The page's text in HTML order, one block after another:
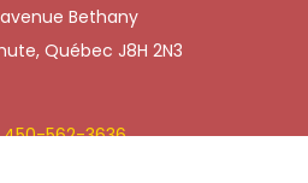
avenue Bethany
Québec J8H 2N3
450-562-3636